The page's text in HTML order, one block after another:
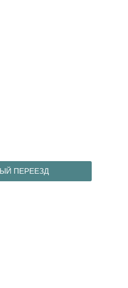
ПЕРЕЕЗД